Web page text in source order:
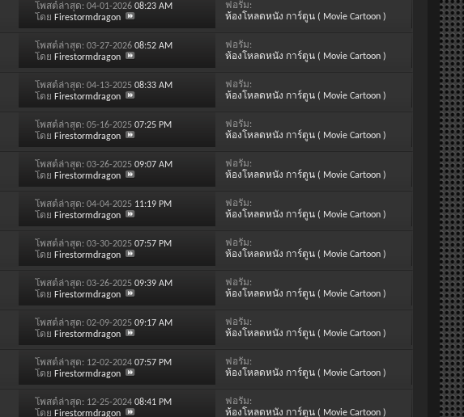
โพสต์ล่าสุด: 04-01-202608:23 AM
โดยFirestormdragon
ฟอรั่ม:
ห้องโหลดหนัง การ์ตูน ( Movie Cartoon )
โพสต์ล่าสุด: 03-27-202608:52 AM
โดยFirestormdragon
ฟอรั่ม:
ห้องโหลดหนัง การ์ตูน ( Movie Cartoon )
โพสต์ล่าสุด: 04-13-202508:33 AM
โดยFirestormdragon
ฟอรั่ม:
ห้องโหลดหนัง การ์ตูน ( Movie Cartoon )
โพสต์ล่าสุด: 05-16-202507:25 PM
โดยFirestormdragon
ฟอรั่ม:
ห้องโหลดหนัง การ์ตูน ( Movie Cartoon )
โพสต์ล่าสุด: 03-26-202509:07 AM
โดยFirestormdragon
ฟอรั่ม:
ห้องโหลดหนัง การ์ตูน ( Movie Cartoon )
โพสต์ล่าสุด: 04-04-2025 11:19 PM
โดยFirestormdragon
ฟอรั่ม:
ห้องโหลดหนัง การ์ตูน ( Movie Cartoon )
โพสต์ล่าสุด: 03-30-202507:57 PM
โดยFirestormdragon
ฟอรั่ม:
ห้องโหลดหนัง การ์ตูน ( Movie Cartoon )
โพสต์ล่าสุด: 03-26-202509:39 AM
โดยFirestormdragon
ฟอรั่ม:
ห้องโหลดหนัง การ์ตูน ( Movie Cartoon )
โพสต์ล่าสุด: 02-09-202509:17 AM
โดยFirestormdragon
ฟอรั่ม:
ห้องโหลดหนัง การ์ตูน ( Movie Cartoon )
โพสต์ล่าสุด: 12-02-202407:57 PM
โดยFirestormdragon
ฟอรั่ม:
ห้องโหลดหนัง การ์ตูน ( Movie Cartoon )
โพสต์ล่าสุด: 12-25-202408:41 PM
โดยFirestormdragon
ฟอรั่ม:
ห้องโหลดหนัง การ์ตูน ( Movie Cartoon )